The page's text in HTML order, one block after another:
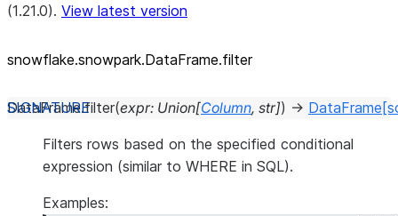
(1.21.0). View latest version
snowflake.snowpark.DataFrame.filter
DataFrame.filter(expr: Union[Column, str]) → DataFrame
Filters rows based on the specified conditional
expression (similar to WHERE in SQL).
Examples: